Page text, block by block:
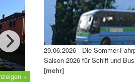
+
29.06.2026 - Die Sommer-
Saison 2026 für Schiff und
[mehr]